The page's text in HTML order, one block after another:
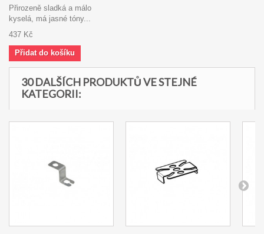
Přirozeně sladká a málo
kyselá, má jasné tóny...
437 Kč
Přidat do košíku
30 DALŠÍCH PRODUKTŮ VE STEJNÉ
KATEGORII: